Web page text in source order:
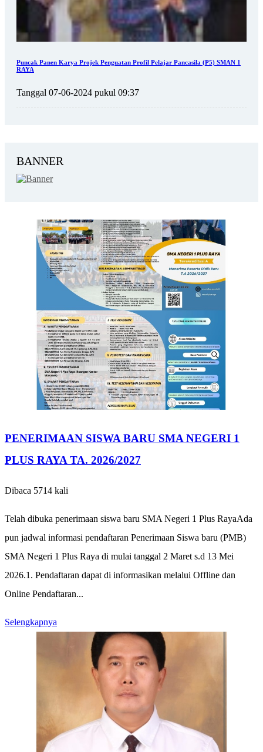
Puncak Panen Karya Projek Penguatan Profil Pelajar Pancasila (P5) SMAN 1
RAYA
Tanggal 07-06-2024 pukul 09:37
BANNER
PENERIMAAN SISWA BARU SMA NEGERI 1
PLUS RAYA TA. 2026/2027
Dibaca 5714 kali
Telah dibuka penerimaan siswa baru SMA Negeri 1 Plus RayaAda
pun jadwal informasi pendaftaran Penerimaan Siswa baru (PMB)
SMA Negeri 1 Plus Raya di mulai tanggal 2 Maret s.d 13 Mei
2026.1. Pendaftaran dapat di informasikan melalui Offline dan
Online Pendaftaran...
Selengkapnya